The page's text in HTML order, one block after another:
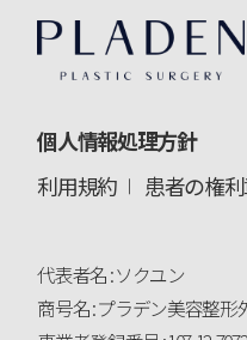
個人情報処理方針
利用規約
患者の権
代表者名 : ソクユン
商号名 : プラデン美容整形